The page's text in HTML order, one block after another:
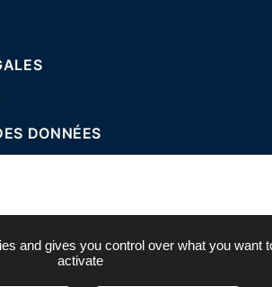
DONNÉES
and gives you control over what you want
activate